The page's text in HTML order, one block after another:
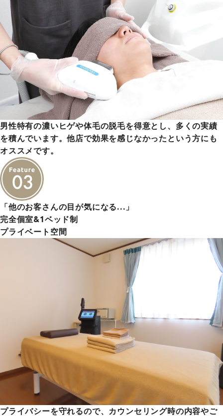
男性特有の濃いヒゲや体毛の脱毛を得意とし、多くの実績
を積んでいます。他店で効果を感じなかったという方にも
オススメです。
「他のお客さんの目が気になる…」
完全個室&1ベッド制
プライベート空間
プライバシーを守れるので、カウンセリング時の内容やご